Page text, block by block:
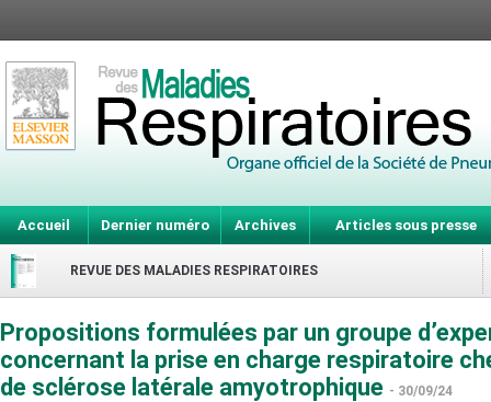
Accueil Dernier numéro Archives Articles sous presse
REVUE DES MALADIES RESPIRATOIRES
Propositions formulées par un groupe
concernant la prise en charge respiratoire
de sclérose latérale amyotrophique - 30/09/24